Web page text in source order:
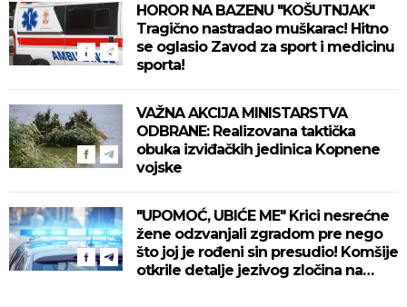
HOROR NA BAZENU "KOŠUTNJAK"
Tragično nastradao muškarac! Hitno
se oglasio Zavod za sport i medicinu
sporta!
VAŽNA AKCIJA MINISTARSTVA
ODBRANE: Realizovana taktička
obuka izviđačkih jedinica Kopnene
vojske
"UPOMOĆ, UBIĆE ME" Krici nesrećne
žene odzvanjali zgradom pre nego
što joj je rođeni sin presudio! Komšije
otkrile detalje jezivog zločina na